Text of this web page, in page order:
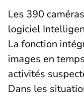
Les 390
logiciel
La fonction
images en
activités
Dans les